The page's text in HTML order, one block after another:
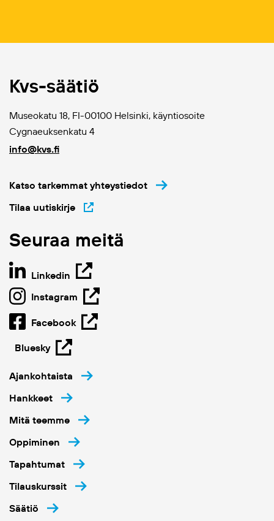
Kvs-säätiö
Museokatu 18, FI-00100 Helsinki, käyntiosoite
Cygnaeuksenkatu 4
info@kvs.fi
Katso tarkemmat yhteystiedot
Tilaa uutiskirje
Seuraa meitä
Linkedin
Instagram
Facebook
Bluesky
Ajankohtaista
Hankkeet
Mitä teemme
Oppiminen
Tapahtumat
Tilauskurssit
Säätiö